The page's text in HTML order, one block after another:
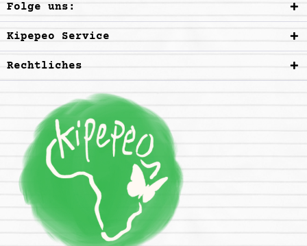
Folge uns:
Kipepeo Service
Rechtliches